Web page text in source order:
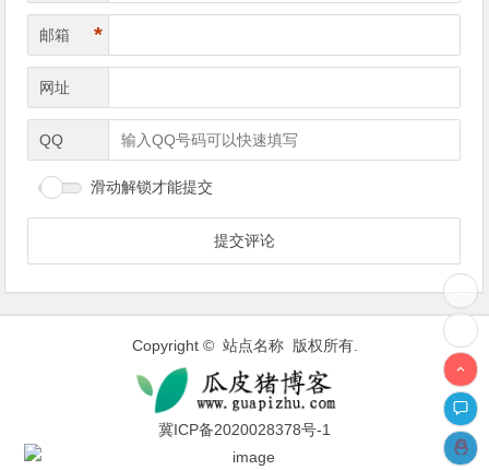
邮箱 *
网址
QQ
滑动解锁才能提交
Copyright © 站点名称 版权所有.
冀ICP备2020028378号-1